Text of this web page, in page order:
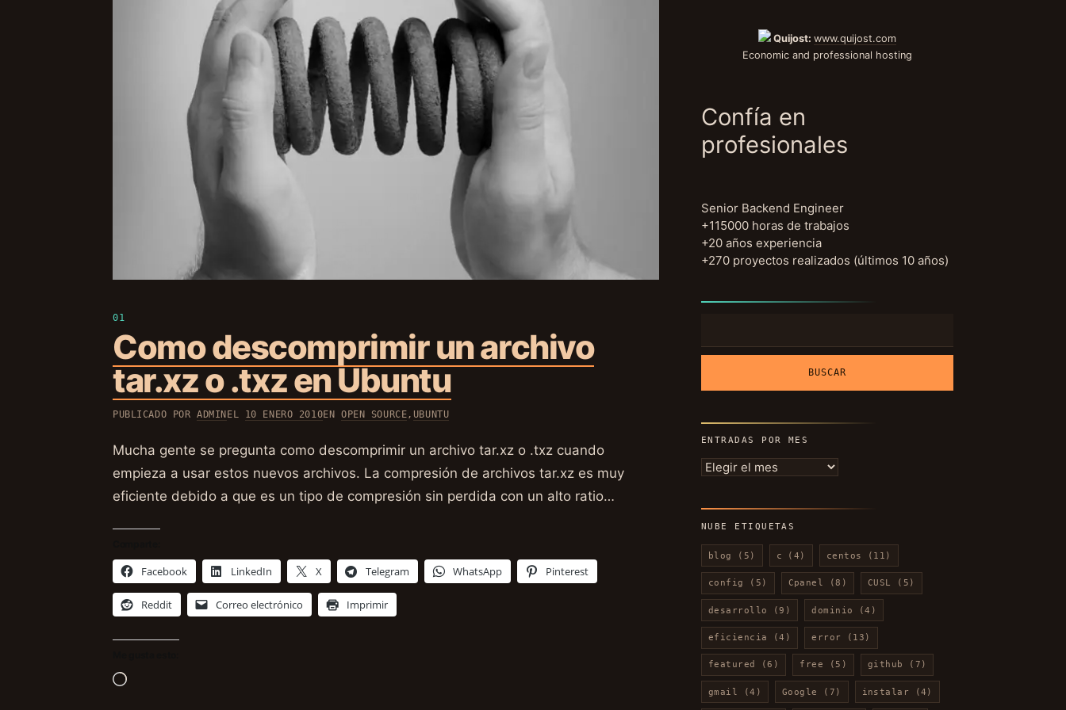
Como descomprimir un archivo
tar.xz o .txz en Ubuntu
PUBLICADO PORADMIN EL 10 ENERO 2010EN OPEN SOURCE, UBUNTU
Mucha gente se pregunta como descomprimir un archivo tar.xz o .txz cuando
empieza a usar estos nuevos archivos. La compresión de archivos tar.xz es muy
eficiente debido a que es un tipo de compresión sin perdida con un alto ratio…
Facebook LinkedIn X Telegram WhatsApp Pinterest
Reddit Correo electrónico Imprimir
Cargando...
Quijost: www.quijost.com
Economic and professional hosting
Confía en
profesionales
Senior Backend Engineer
+115000 horas de trabajos
+20 años experiencia
+270 proyectos realizados (últimos 10 años)
ENTRADAS POR MES
Entradas
NUBE ETIQUETAS
blog (5) c (4) centos (11)
config (5) Cpanel (8) CUSL (5)
desarrollo (9) dominio (4)
eficiencia (4) error (13)
featured (6) free (5) github (7)
gmail (4) Google (7) instalar (4)